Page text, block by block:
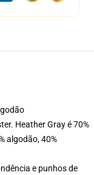
Heather Gray é 70%
algodão, 40%
e punhos de